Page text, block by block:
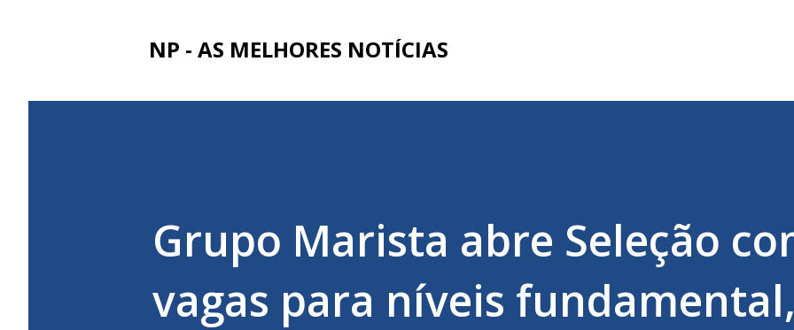
NP - AS MELHORES NOTÍCIAS
Grupo Marista abre Seleção
vagas para níveis